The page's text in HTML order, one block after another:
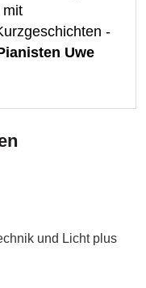
mit
-
Uwe
und Licht plus